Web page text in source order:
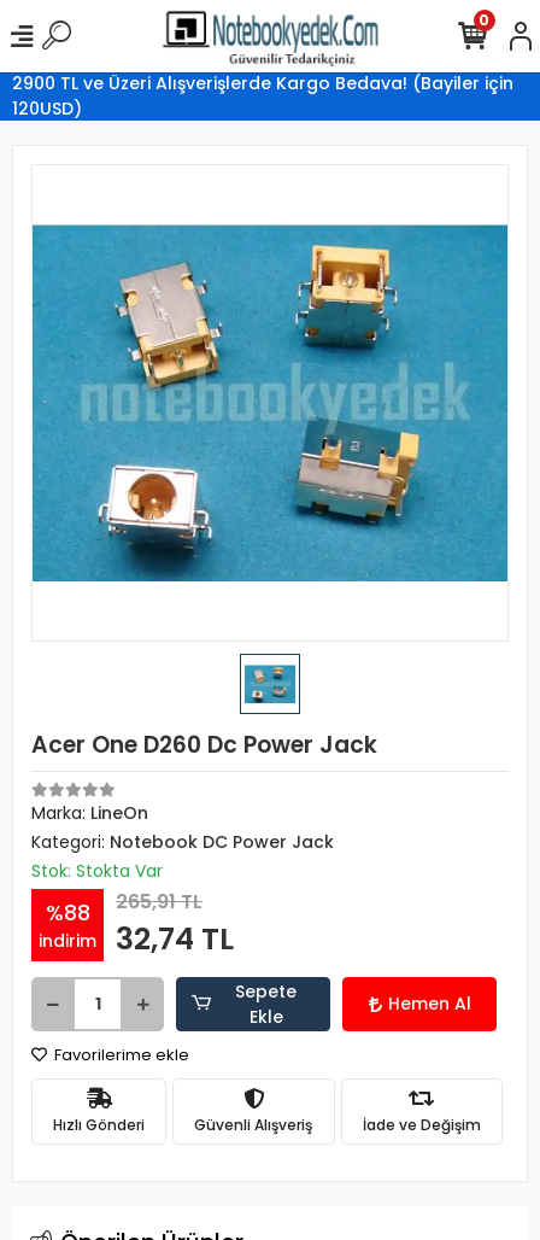
2900 TL ve Üzeri Alışverişlerde Kargo Bedava! (Bayiler için
120USD)
0
Acer One D260 Dc Power Jack
Marka: LineOn
Kategori: Notebook DC Power Jack
Stok: Stokta Var
%88
indirim
265,91 TL
32,74 TL
Sepete
Ekle
Hemen Al
Favorilerime ekle
Hızlı Gönderi Güvenli Alışveriş İade ve Değişim